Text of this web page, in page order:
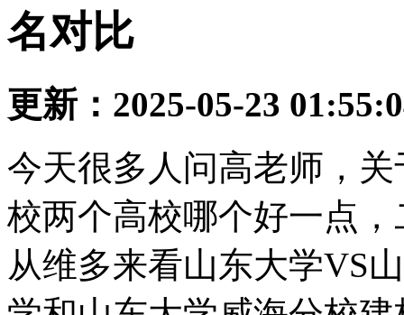
名对比
更新：2025-05-23
今天很多人问高老师，
校两个高校哪个好一点
从维多来看山东大学VS